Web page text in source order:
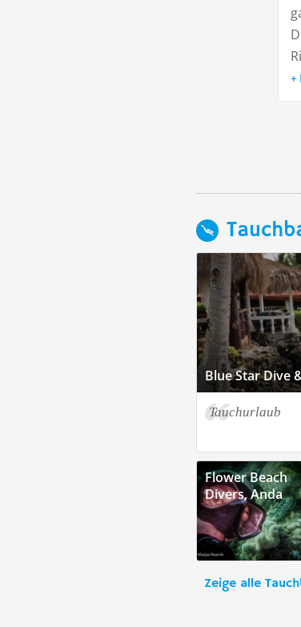
Blue Star Dive
Tauchurlaub
Flower Beach
Divers, Anda
Zeige alle